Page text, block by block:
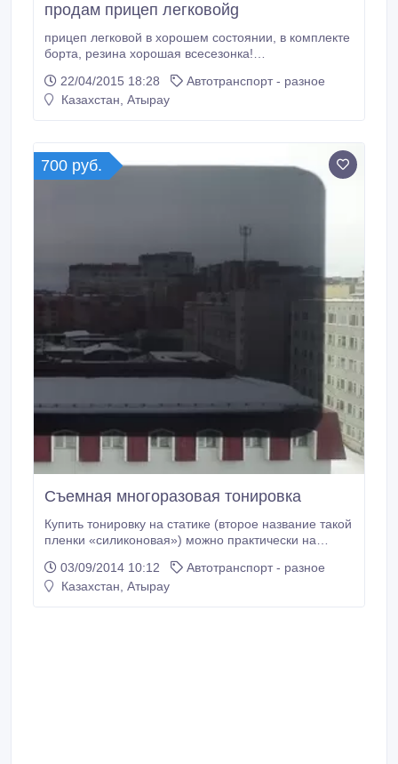
продам прицеп легковойg
прицеп легковой в хорошем состоянии, в комплекте
борта, резина хорошая всесезонка!
22/04/2015 18:28
Автотранспорт - разное
Казахстан, Атырау
700 руб.
Съемная многоразовая тонировка
Купить тонировку на статике (второе название такой
пленки «силиконовая») можно практически на
рулон имеет ширину более метра. Съемная
тонировка CarLife не боится перепада температур –
03/09/2014 10:12
Автотранспорт - разное
Казахстан, Атырау